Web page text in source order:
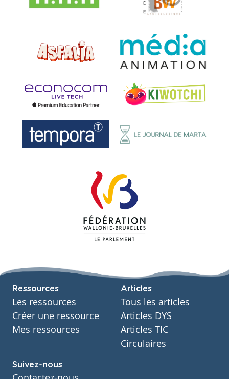
Ressources
Les ressources
Créer une ressource
Mes ressources
Articles
Tous les articles
Articles DYS
Articles TIC
Circulaires
Suivez-nous